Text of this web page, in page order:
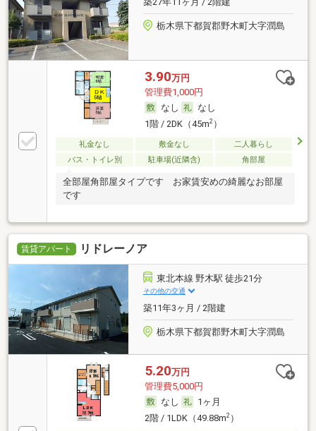
栃木県下都賀郡野木町大字潤島
3.90万円
管理費1,000円
なし
なし
1階 / 2DK（45m2）
礼金なし 敷金なし
二人暮らし
バス・トイレ別
駐車場(近隣含) 角部屋
全部屋角部屋タイプです お家賃安めの綺麗なお部屋
です
賃貸アパート リドレーノア
東北本線 野木駅 徒歩21分
その他の交通
築11年3ヶ月 / 2階建
栃木県下都賀郡野木町大字潤島
5.20万円
管理費5,000円
なし
1ヶ月
2階 / 1LDK（49.88m2）